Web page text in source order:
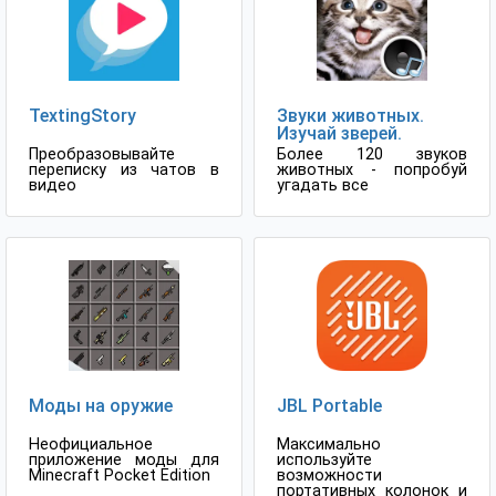
TextingStory
Преобразовывайте
переписку из чатов в
видео
Звуки животных.
Изучай зверей.
Более 120 звуков
животных - попробуй
угадать все
Моды на оружие
Неофициальное
приложение моды для
Minecraft Pocket Edition
JBL Portable
Максимально
используйте
возможности
портативных колонок и